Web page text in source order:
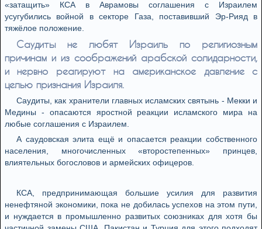
«затащить» КСА в Аврамовы соглашения с Израилем
усугубились войной в секторе Газа, поставивший Эр-Рияд в
тяжёлое положение.
Саудиты не любят Израиль по религиозным
причинам и из соображений арабской солидарности,
и нервно реагируют на американское давление с
целью признания Израиля.
Саудиты, как хранители главных исламских святынь - Мекки и
Медины - опасаются яростной реакции исламского мира на
любые соглашения с Израилем.
А саудовская элита ещё и опасается реакции собственного
населения, многочисленных «второстепенных» принцев,
влиятельных богословов и армейских офицеров.
КСА, предпринимающая большие усилия для развития
ненефтяной экономики, пока не добилась успехов на этом пути,
и нуждается в промышленно развитых союзниках для хотя бы